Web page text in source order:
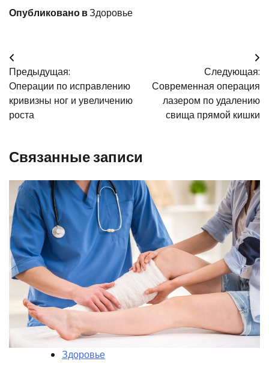
Опубликовано вЗдоровье
Навигация
по
записям
Предыдущая:
Операции по исправлению
кривизны ног и увеличению
роста
Следующая:
Современная операция
лазером по удалению
свища прямой кишки
Связанные записи
Здоровье